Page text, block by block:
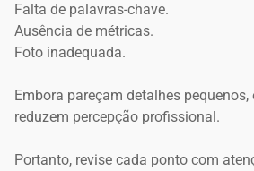
Falta de palavras-chave.
Ausência de métricas.
Foto inadequada.
Embora pareçam detalhes
reduzem percepção profissional.
Portanto, revise cada ponto com